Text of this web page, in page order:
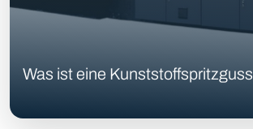
Was ist eine